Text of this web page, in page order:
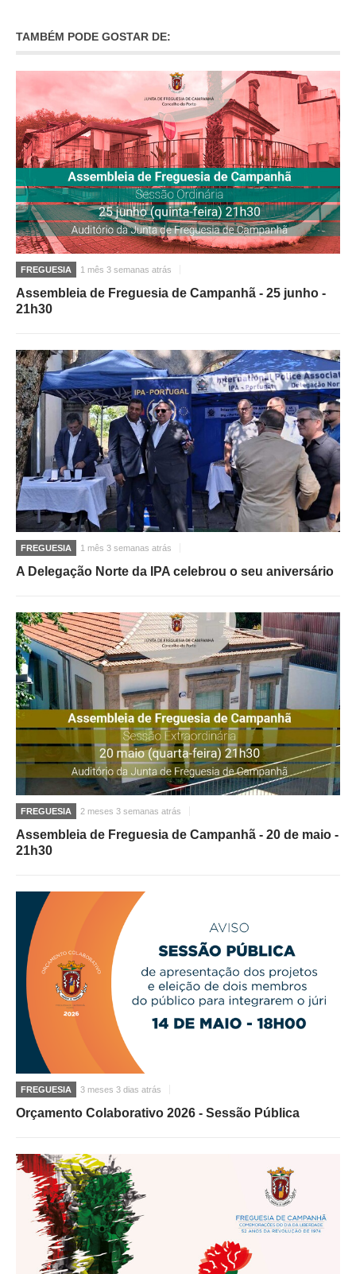
RECENSEAMENTO ELEITORAL
ATESTADOS
VENDA AMBULANTE
EMPREGO (GIP)
O GABINETE
APOIO AOS DESEMPREGADOS
APOIO ÀS EMPRESAS
OFERTAS DE EMPREGO
CONTACTOS
TAMBÉM PODE GOSTAR DE:
FREGUESIA 1 mês 3 semanas atrás
Assembleia de Freguesia de Campanhã - 25 junho -
21h30
FREGUESIA 1 mês 3 semanas atrás
A Delegação Norte da IPA celebrou o seu aniversário
FREGUESIA 2 meses 3 semanas atrás
Assembleia de Freguesia de Campanhã - 20 de maio -
21h30
FREGUESIA 3 meses 3 dias atrás
Orçamento Colaborativo 2026 - Sessão Pública